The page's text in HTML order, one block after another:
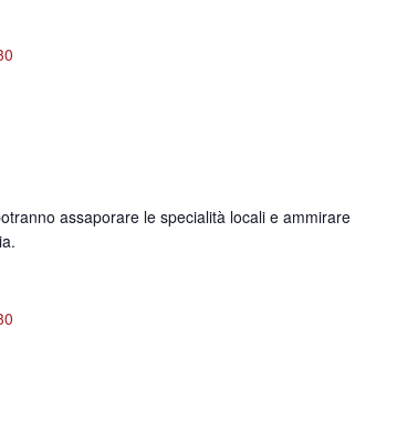
assaporare le specialità locali e ammirare